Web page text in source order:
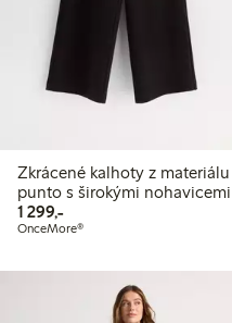
Zkrácené kalhoty z materiálu
punto s širokými nohavicemi
1 299,-1 299,00 Kč
OnceMore®